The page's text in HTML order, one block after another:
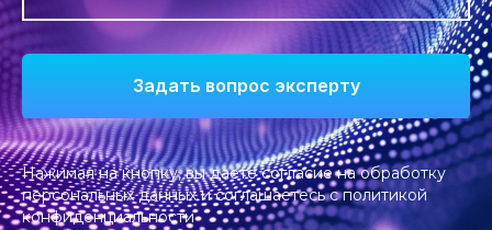
Задать вопрос эксперту
Нажимая на кнопку, вы даете согласие наобработку
персональных данныхи соглашаетесь cполитикой
конфиденциальности